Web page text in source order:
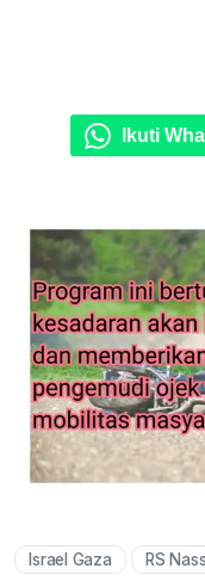
Ikuti
Israel Gaza RS